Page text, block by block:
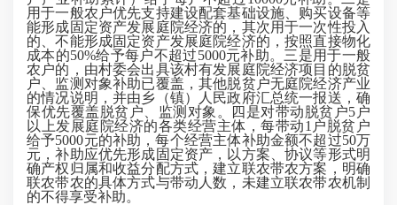
用于一般农户优先支持建设配套基础设施、购买设备等
能形成固定资产发展庭院经济的，其次用于一次性投入
的、不能形成固定资产发展庭院经济的，按照直接物化
成本的50%给予每户不超过5000元补助。三是用于一般
农户的，由村委会出具该村有发展庭院经济项目的脱贫
户、监测对象补助已覆盖，其他脱贫户无庭院经济产业
的情况说明，并由乡（镇）人民政府汇总统一报送，确
保优先覆盖脱贫户、监测对象。四是对带动脱贫户5户
以上发展庭院经济的各类经营主体，每带动1户脱贫户
给予5000元的补助，每个经营主体补助金额不超过50万
元，补助应优先形成固定资产，以方案、协议等形式明
确产权归属和收益分配方式，建立联农带农方案，明确
联农带农的具体方式与带动人数，未建立联农带农机制
的不得享受补助。